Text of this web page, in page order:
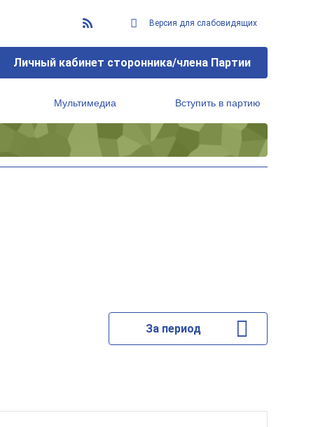
Версия для слабовидящих
Личный кабинет сторонника/члена Партии
Мультимедиа Вступить в партию
За период